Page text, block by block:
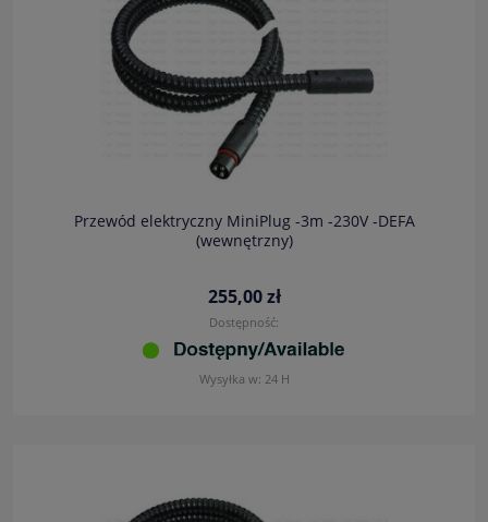
Przewód elektryczny MiniPlug -3m -230V -DEFA
(wewnętrzny)
255,00 zł
Dostępność:
Wysyłka w: 24 H